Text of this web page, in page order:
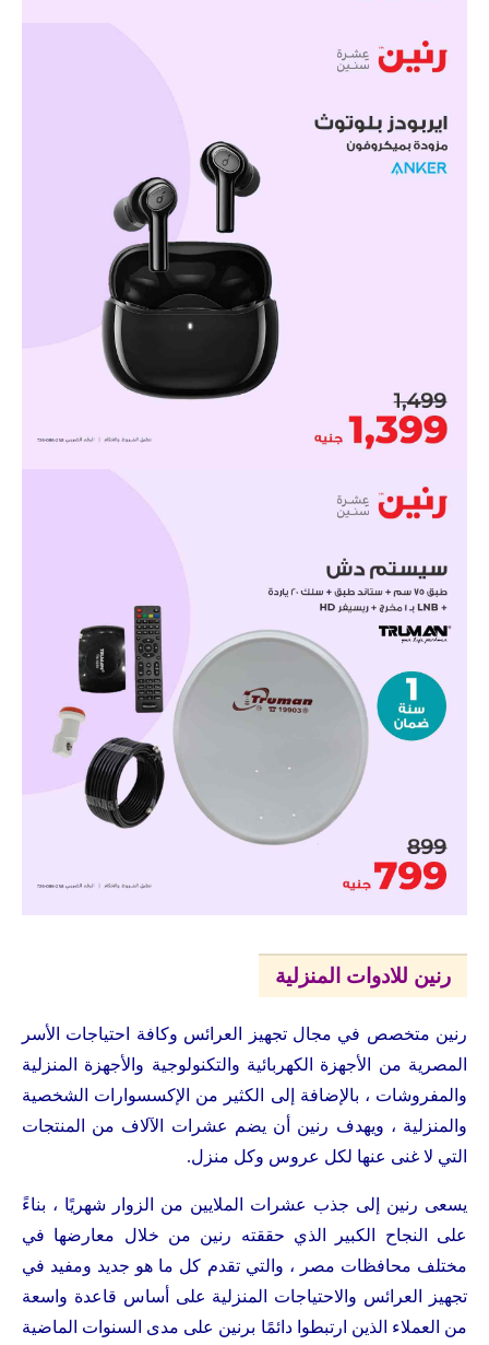
رنين للادوات المنزلية
رنين متخصص في مجال تجهيز العرائس وكافة احتياجات الأسر
المصرية من الأجهزة الكهربائية والتكنولوجية والأجهزة المنزلية
والمفروشات ، بالإضافة إلى الكثير من الإكسسوارات الشخصية
والمنزلية ، ويهدف رنين أن يضم عشرات الآلاف من المنتجات
التي لا غنى عنها لكل عروس وكل منزل.
يسعى رنين إلى جذب عشرات الملايين من الزوار شهريًا ، بناءً
على النجاح الكبير الذي حققته رنين من خلال معارضها في
مختلف محافظات مصر ، والتي تقدم كل ما هو جديد ومفيد في
تجهيز العرائس والاحتياجات المنزلية على أساس قاعدة واسعة
من العملاء الذين ارتبطوا دائمًا برنين على مدى السنوات الماضية